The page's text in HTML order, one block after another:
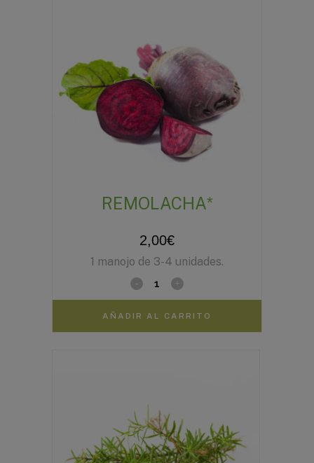
AÑADIR AL CARRITO
REMOLACHA*
2,00€
1 manojo de 3-4 unidades.